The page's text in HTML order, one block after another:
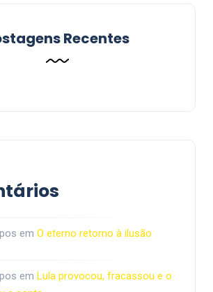
Recentes
em O eterno retorno à ilusão
em Lula provocou, fracassou e o